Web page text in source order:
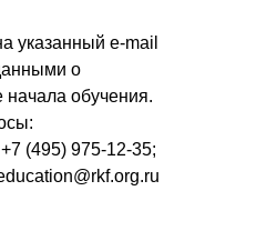
указанный e-mail
о
обучения.
(495) 975-12-35;